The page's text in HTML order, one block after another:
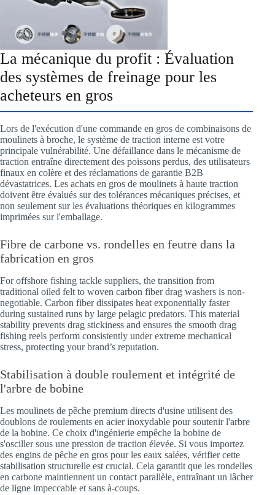
La mécanique du profit : Évaluation
des systèmes de freinage pour les
acheteurs en gros
Lors de l'exécution d'une commande en gros de combinaisons de
moulinets à broche, le système de traction interne est votre
principale vulnérabilité. Une défaillance dans le mécanisme de
traction entraîne directement des poissons perdus, des utilisateurs
finaux en colère et des réclamations de garantie B2B
dévastatrices. Les achats en gros de moulinets à haute traction
doivent être évalués sur des tolérances mécaniques précises, et
non seulement sur les évaluations théoriques en kilogrammes
imprimées sur l'emballage.
Fibre de carbone vs. rondelles en feutre dans la
fabrication en gros
For offshore fishing tackle suppliers, the transition from
traditional oiled felt to woven carbon fiber drag washers is non-
negotiable. Carbon fiber dissipates heat exponentially faster
during sustained runs by large pelagic predators. This material
stability prevents drag stickiness and ensures the smooth drag
fishing reels perform consistently under extreme mechanical
stress, protecting your brand’s reputation.
Stabilisation à double roulement et intégrité de
l'arbre de bobine
Les moulinets de pêche premium directs d'usine utilisent des
doublons de roulements en acier inoxydable pour soutenir l'arbre
de la bobine. Ce choix d'ingénierie empêche la bobine de
s'osciller sous une pression de traction élevée. Si vous importez
des engins de pêche en gros pour les eaux salées, vérifier cette
stabilisation structurelle est crucial. Cela garantit que les rondelles
en carbone maintiennent un contact parallèle, entraînant un lâcher
de ligne impeccable et sans à-coups.